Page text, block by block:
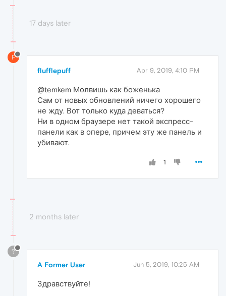
17 days later
F
flufflepuff Apr 9, 2019, 4:10 PM
@temkem Молвишь как боженька
Сам от новых обновлений ничего хорошего
не жду. Вот только куда деваться?
Ни в одном браузере нет такой экспресс-
панели как в опере, причем эту же панель и
убивают.
1
2 months later
?
A Former User Jun 5, 2019, 10:25 AM
Здравствуйте!